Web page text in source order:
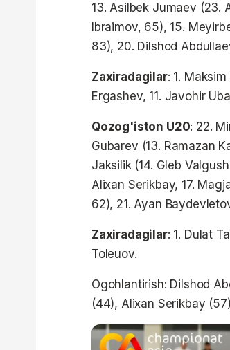
13. Asilbek Jumaev (23.
Ibraimov, 65), 15.
83), 20. Dilshod
Zaxiradagilar: 1.
Ergashev, 11. Javohir
Qozog'iston U20: 22.
Gubarev (13. Ramazan
Jaksilik (14. Gleb
Alixan Serikbay, 17.
62), 21. Ayan
Zaxiradagilar: 1. Dulat
Toleuov.
Ogohlantirish: Dilshod
(44), Alixan Serikbay